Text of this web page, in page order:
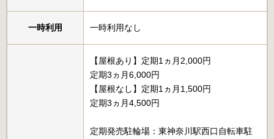
一時利用 一時利用なし
【屋根あり】定期1ヵ月2,000円
定期3ヵ月6,000円
【屋根なし】定期1ヵ月1,500円
定期3ヵ月4,500円
定期発売駐輪場：東神奈川駅西口自転車駐